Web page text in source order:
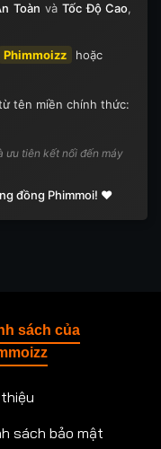
Toàn vàTốc Độ Cao,
Phimmoizz
hoặc
tên miền chính thức:
ưu tiên kết nối đến máy
đồng Phimmoi! ❤️
sách của
sách bảo mật